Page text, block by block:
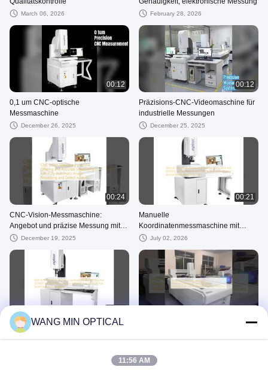
March 06, 2026 February 28, 2026
00:12
0,1 um CNC-optische
Messmaschine
December 26, 2025
00:12
Präzisions-CNC-Videomaschine für
industrielle Messungen
December 25, 2025
00:24
CNC-Vision-Messmaschine:
Angebot und präzise Messung mit
vollautomatischer Bildverarbeitung
December 19, 2025
00:21
Manuelle
Koordinatenmessmaschine mit
integriertem ISO9001-zertifiziertem
präzise Messergebnisse
gewährleistet
July 02, 2026
WM-3D VMS-2010F Manuelles
Koordinatenmessgerät ISO9001-
Präzise Inspektion kleiner Objekte
Messmaschine, kundenspezifische
Messmaschine, hohe Genauigkeit
WANG MIN OPTICAL
11:56 AM